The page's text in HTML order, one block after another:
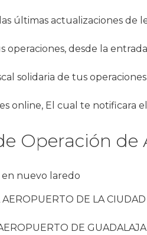
últimas actualizaciones de
operaciones, desde la
solidaria de tus
online, El cual te notificara
Operación de
DE LA CIUDAD
DE